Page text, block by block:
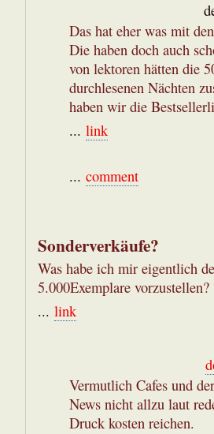
Das hat eher was mit
Die haben doch auch
von lektoren hätten die
durchlesenen Nächten
haben wir die
... link
... comment
Sonderverkäufe?
Was habe ich mir eigentlich
5.000Exemplare vorzustellen?
... link
Vermutlich Cafes und
News nicht allzu laut
Druck kosten reichen.